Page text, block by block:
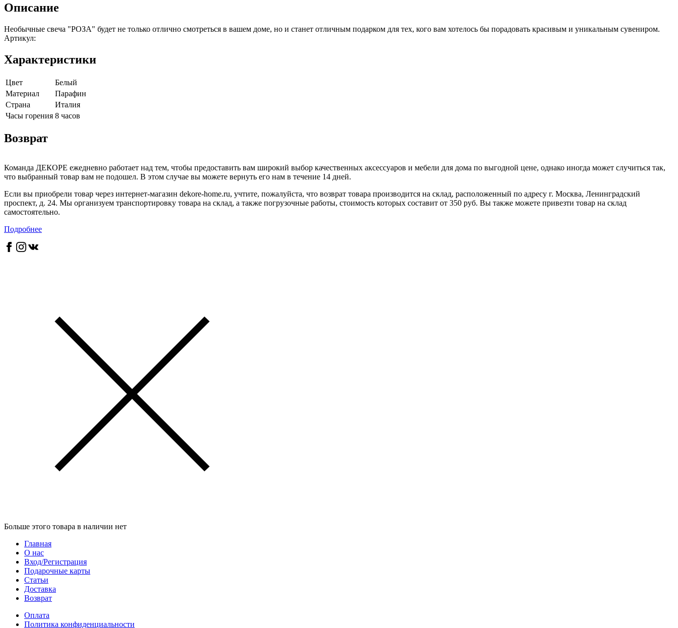
Описание
Необычные свеча "РОЗА" будет не только отлично смотреться в вашем доме, но и станет отличным подарком для тех, кого вам хотелось бы порадовать красивым и уникальным сувениром.
Артикул:
Характеристики
Цвет
Белый
Материал
Парафин
Страна
Италия
Часы горения 8 часов
Возврат
Команда ДЕКОРЕ ежедневно работает над тем, чтобы предоставить вам широкий выбор качественных аксессуаров и мебели для дома по выгодной цене, однако иногда может случиться так,
что выбранный товар вам не подошел. В этом случае вы можете вернуть его нам в течение 14 дней.
Если вы приобрели товар через интернет-магазин dekore-home.ru, учтите, пожалуйста, что возврат товара производится на склад, расположенный по адресу г. Москва, Ленинградский
проспект, д. 24. Мы организуем транспортировку товара на склад, а также погрузочные работы, стоимость которых составит от 350 руб. Вы также можете привезти товар на склад
самостоятельно.
Подробнее
Больше этого товара в наличии нет
Главная
О нас
Вход/Регистрация
Подарочные карты
Статьи
Доставка
Возврат
Оплата
Политика конфиденциальности